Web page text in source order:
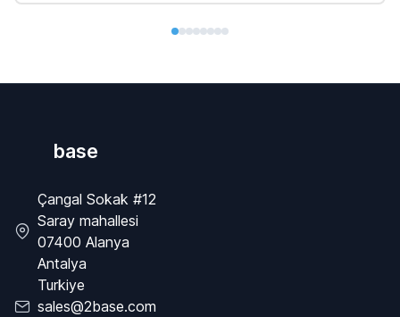
base
Çangal Sokak #12
Saray mahallesi
07400 Alanya
Antalya
Turkiye
sales@2base.com